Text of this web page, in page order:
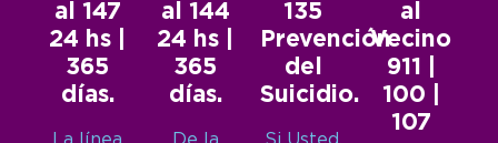
al 147
24 hs |
365
días.
al 144
24 hs |
365
días.
135
Prevención
del
Suicidio.
al
Vecino
911 |
100 |
107